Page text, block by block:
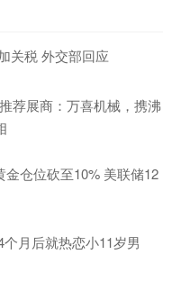
关税 外交部回应
荐展商：万喜机械，携沸
金仓位砍至10% 美联储12
月后就热恋小11岁男